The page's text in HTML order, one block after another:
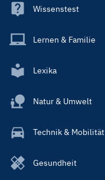
Wissenstest
Lernen & Familie
Lexika
Natur & Umwelt
Technik & Mobilität
Gesundheit